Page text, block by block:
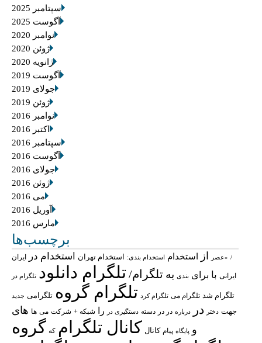
سپتامبر 2025
آگوست 2025
نوامبر 2020
ژوئن 2020
ژانویه 2020
آگوست 2019
جولای 2019
ژوئن 2019
نوامبر 2016
اکتبر 2016
سپتامبر 2016
آگوست 2016
جولای 2016
ژوئن 2016
می 2016
آوریل 2016
مارس 2016
برچسب‌ها
«عصر از استخدام استخدام بندی: استخدام تهران استخدام در ایران
ایرانی با برای بندی بهتلگرام/تلگرام دانلود تلگرام در
تلگرام شد تلگرام می تلگرام کرد تلگرام گروه تلگرامی جدید
جهت دختر در درباره در در دسته دستگیری در را شبکه + شرکت می ها
های
پایگاه پیام کانال کانال تلگرام که گروه